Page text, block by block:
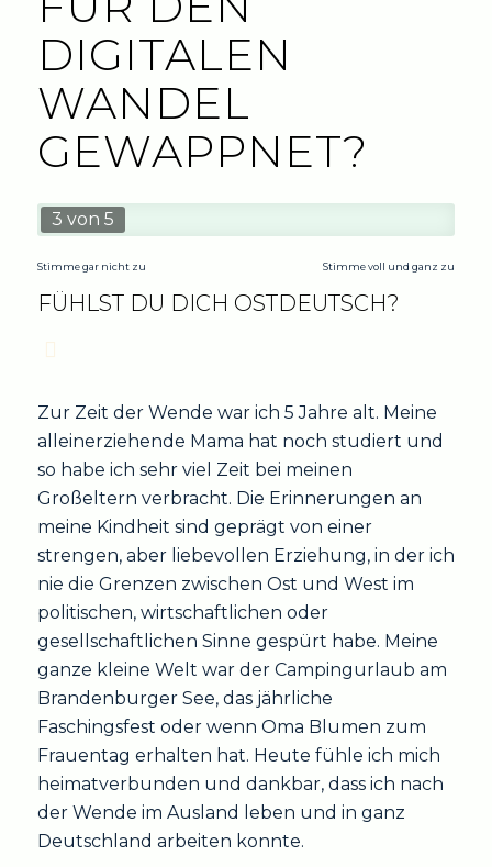
DIGITALEN
WANDEL
GEWAPPNET?
3 von 5
Stimme gar nicht zu Stimme voll und ganz zu
FÜHLST DU DICH OSTDEUTSCH?
Zur Zeit der Wende war ich 5 Jahre alt. Meine
alleinerziehende Mama hat noch studiert und
so habe ich sehr viel Zeit bei meinen
Großeltern verbracht. Die Erinnerungen an
meine Kindheit sind geprägt von einer
strengen, aber liebevollen Erziehung, in der ich
nie die Grenzen zwischen Ost und West im
politischen, wirtschaftlichen oder
gesellschaftlichen Sinne gespürt habe. Meine
ganze kleine Welt war der Campingurlaub am
Brandenburger See, das jährliche
Faschingsfest oder wenn Oma Blumen zum
Frauentag erhalten hat. Heute fühle ich mich
heimatverbunden und dankbar, dass ich nach
der Wende im Ausland leben und in ganz
Deutschland arbeiten konnte.